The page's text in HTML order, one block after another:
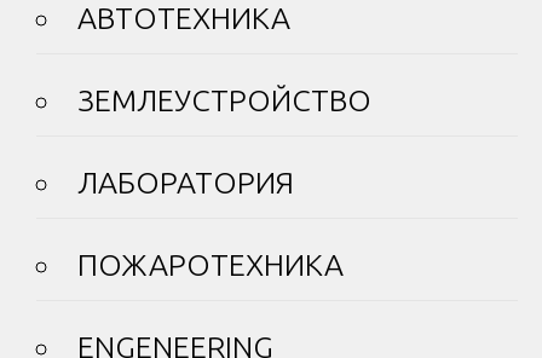
АВТОТЕХНИКА
ЗЕМЛЕУСТРОЙСТВО
ЛАБОРАТОРИЯ
ПОЖАРОТЕХНИКА
ENGENEERING